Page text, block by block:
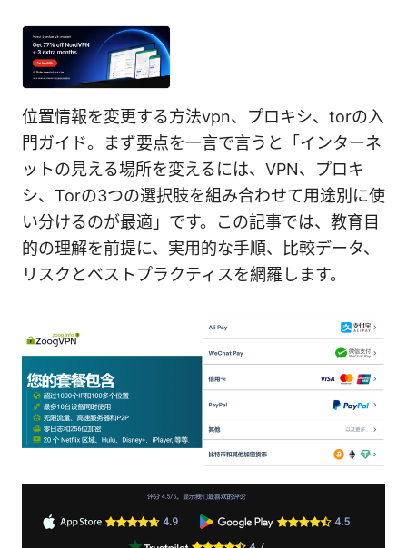
位置情報を変更する方法vpn、プロキシ、torの入
門ガイド。まず要点を一言で言うと「インターネ
ットの見える場所を変えるには、VPN、プロキ
シ、Torの3つの選択肢を組み合わせて用途別に使
い分けるのが最適」です。この記事では、教育目
的の理解を前提に、実用的な手順、比較データ、
リスクとベストプラクティスを網羅します。